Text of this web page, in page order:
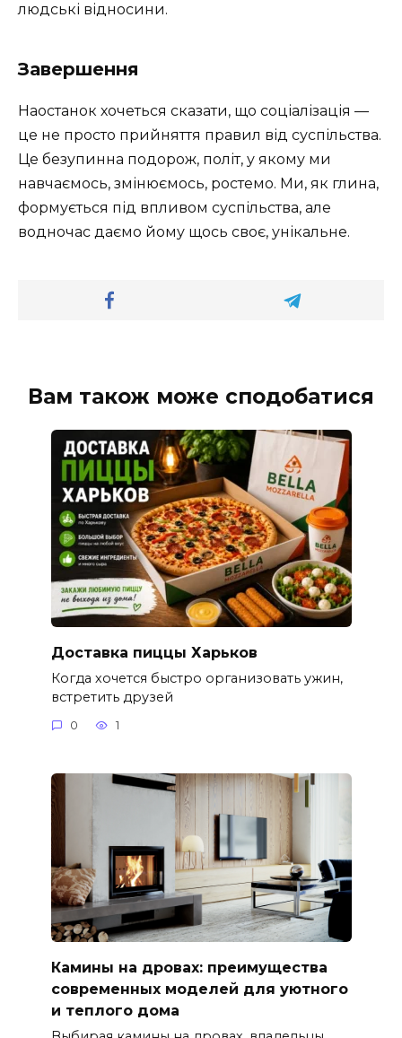
людські відносини.
Завершення
Наостанок хочеться сказати, що соціалізація —
це не просто прийняття правил від суспільства.
Це безупинна подорож, політ, у якому ми
навчаємось, змінюємось, ростемо. Ми, як глина,
формується під впливом суспільства, але
водночас даємо йому щось своє, унікальне.
Вам також може сподобатися
Доставка пиццы Харьков
Когда хочется быстро организовать ужин,
встретить друзей
0 1
Камины на дровах: преимущества
современных моделей для уютного
и теплого дома